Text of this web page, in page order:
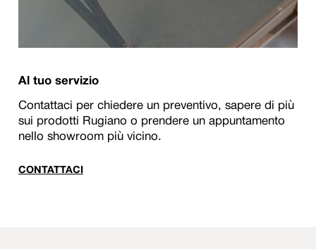
Al tuo servizio
Contattaci per chiedere un preventivo, sapere di più
sui prodotti Rugiano o prendere un appuntamento
nello showroom più vicino.
CONTATTACI